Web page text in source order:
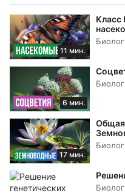
11 мин.
Класс
6 мин.
17 мин.
Общая